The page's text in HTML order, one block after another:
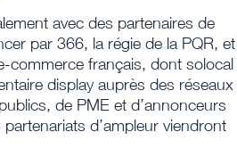
avec des partenaires de
par 366, la régie de la PQR, et
commerce français, dont solocal
display auprès des réseaux
de PME et d’annonceurs
d’ampleur viendront